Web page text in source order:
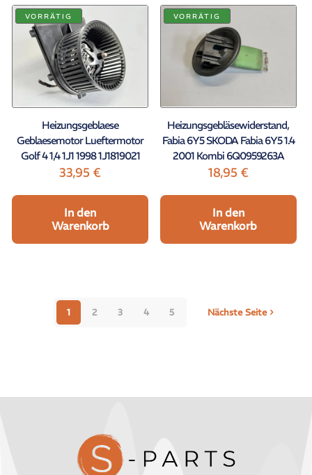
VORRÄTIG
Heizungsgeblaese
Geblaesemotor Lueftermotor
Golf 4 1,4 1J1 1998 1J1819021
33,95€
In den
Warenkorb
VORRÄTIG
Heizungsgebläsewiderstand,
Fabia 6Y5 SKODA Fabia 6Y5 1.4
2001 Kombi 6Q0959263A
18,95 €
In den
Warenkorb
1 2 3 4 5 Nächste Seite